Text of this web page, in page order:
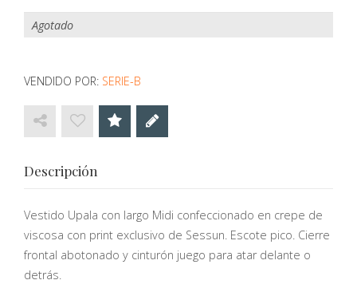
Agotado
VENDIDO POR: SERIE-B
Descripción
Vestido Upala con largo Midi confeccionado en crepe de
viscosa con print exclusivo de Sessun. Escote pico. Cierre
frontal abotonado y cinturón juego para atar delante o
detrás.